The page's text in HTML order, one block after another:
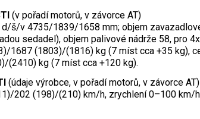
(v pořadí motorů, v závorce AT)
d/š/v 4735/1839/1658 mm; objem
sedadel), objem palivové nádrže 58, pro
1687 (1803)/(1816) kg (7 míst cca +35 kg),
(2410) kg (7 míst cca +120 kg).
(údaje výrobce, v pořadí motorů, v závorce AT)
202 (198)/(210) km/h, zrychlení 0–100 km/